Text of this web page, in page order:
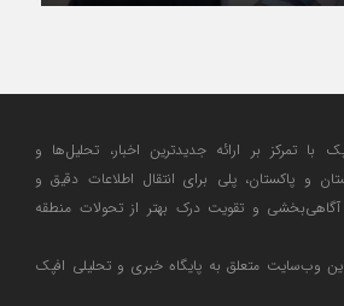
با تمرکز بر ارائه جدیدترین اخبار، تحلیل‌ها و
و پاکستان، پلی برای انتقال اطلاعات دقیق و
و تقویت درک بهتر از تحولات منطقه
وب‌سایت متعلق به پایگاه خبری و تحلیلی افپک